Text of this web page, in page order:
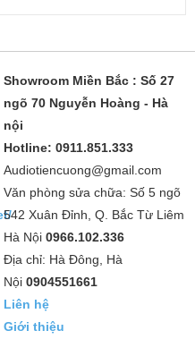
Showroom Miền Bắc : Số 27
ngõ 70 Nguyễn Hoàng - Hà
nội
Hotline: 0911.851.333
Audiotiencuong@gmail.com
Văn phòng sửa chữa: Số 5 ngõ
542 Xuân Đỉnh, Q. Bắc Từ Liêm
Hà Nội 0966.102.336
Địa chỉ: Hà Đông, Hà
Nội 0904551661
Liên hệ
Giới thiệu